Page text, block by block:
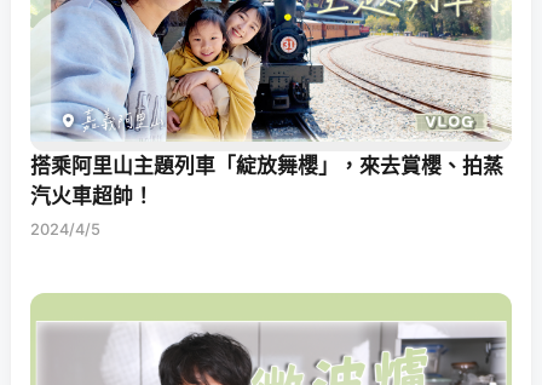
搭乘阿里山主題列車「綻放舞櫻」，來去賞櫻、拍蒸
汽火車超帥！
2024/4/5